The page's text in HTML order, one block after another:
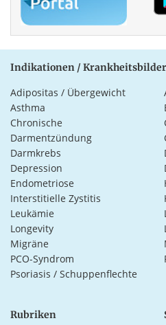
Indikationen / Krankheitsbilder
Adipositas / Übergewicht
Asthma
Chronische
Darmentzündung
Darmkrebs
Depression
Endometriose
Interstitielle Zystitis
Leukämie
Longevity
Migräne
PCO-Syndrom
Psoriasis / Schuppenflechte
Rubriken